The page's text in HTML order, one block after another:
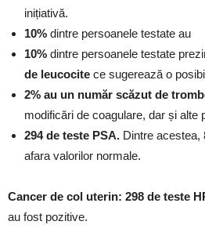
inițiativă.
10% dintre persoanele testate au
10% dintre persoanele testate
de leucocite ce sugerează o
2% au un număr scăzut de
modificări de coagulare, dar și alte
294 de teste PSA. Dintre acestea,
afara valorilor normale.
Cancer de col uterin: 298 de teste
au fost pozitive.